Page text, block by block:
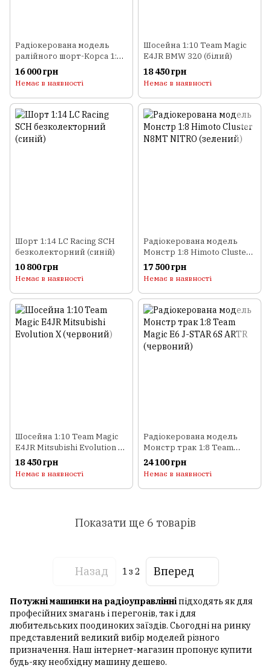
Радіокерована модель
ралійного шорт-Корса 1:8
Himoto Mayhem MegaE8SCL
Brushless (зелений)
16 000 грн
Немає в наявності
Шосейна 1:10 Team Magic
E4JR BMW 320 (білий)
18 450 грн
Немає в наявності
Шорт 1:14 LC Racing SCH
безколекторний (синій)
10 800 грн
Немає в наявності
Радіокерована модель
Монстр 1:8 Himoto Cluster
N8MT NITRO (зелений)
17 500 грн
Немає в наявності
Шосейна 1:10 Team Magic
E4JR Mitsubishi Evolution X
(червоний)
18 450 грн
Немає в наявності
Радіокерована модель
Монстр трак 1:8 Team
Magic E6 J-STAR 6S ARTR
(червоний)
24 100 грн
Немає в наявності
Показати ще 6 товарів
Назад 1з 2 Вперед
Потужні машинки на радіоуправлінніпідходять як для
професійних змагань і перегонів, так і для
любительських поодиноких заїздів. Сьогодні на ринку
представлений великий вибір моделей різного
призначення. Наш інтернет-магазин пропонує купити
будь-яку необхідну машину дешево.